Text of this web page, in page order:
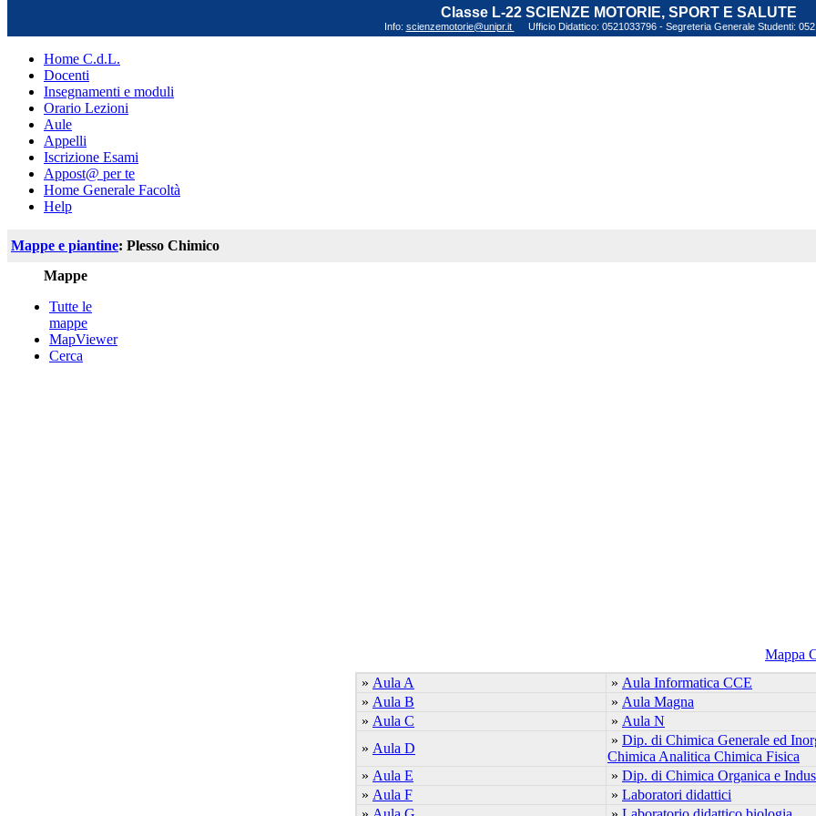
Classe L-22 SCIENZE MOTORIE, SPORT E SALUTE
Info: scienzemotorie@unipr.it Ufficio Didattico: 0521033796 - Segreteria Generale Studenti:
Home C.d.L.
Docenti
Insegnamenti e moduli
Orario Lezioni
Aule
Appelli
Iscrizione Esami
Appost@ per te
Home Generale Facoltà
Help
Mappe e piantine: Plesso Chimico
Mappe
Tutte le
mappe
MapViewer
Cerca
Mappa
» Aula A » Aula Informatica CCE
» Aula B » Aula Magna
» Aula C » Aula N
» Aula D
» Dip. di Chimica Generale ed
Chimica Analitica Chimica Fisica
» Aula E » Dip. di Chimica Organica e
» Aula F » Laboratori didattici